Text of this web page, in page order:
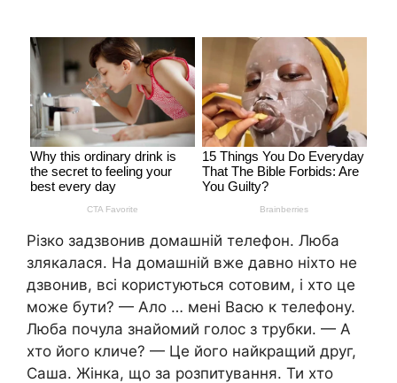
Різко задзвонив домашній телефон. Люба
злякалacя. На домашній вже давно ніхто не
дзвонив, всі користуються сотовим, і хто це
може бути? — Ало … мені Васю к телефону.
Люба почула знайомий голос з трубки. — А
хто його кличе? — Це його найкращий друг,
Саша. Жінка, що за розпитування. Ти хто